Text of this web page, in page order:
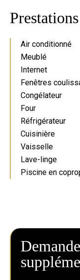
Prestations
Air conditionné
Meublé
Internet
Fenêtres
Congélateur
Four
Réfrigérateur
Cuisinière
Vaisselle
Lave-linge
Piscine en